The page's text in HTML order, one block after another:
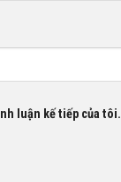
luận kế tiếp của tôi.